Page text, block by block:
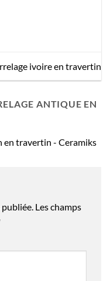
ivoire en travertin
ANTIQUE EN
en travertin - Ceramiks
publiée. Les champs